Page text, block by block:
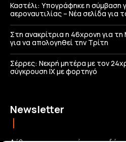
Καστέλι: Υπογράφηκε η σύμβαση
αεροναυτιλίας – Νέα σελίδα για
Στη ανακρίτρια η 46χρονη για
για να απολογηθεί την Τρίτη
Σέρρες: Νεκρή μητέρα με τον
σύγκρουση ΙΧ με φορτηγό
Newsletter